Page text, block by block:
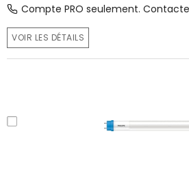
Compte PRO seulement.
VOIR LES DÉTAILS